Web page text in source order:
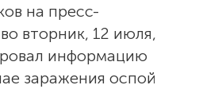
на пресс-
вторник, 12 июля,
информацию
заражения оспой